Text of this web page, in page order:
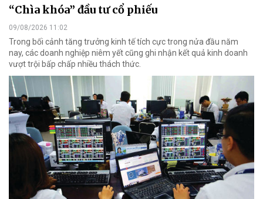
“Chìa khóa” đầu tư cổ phiếu
09/08/2026 11:02
Trong bối cảnh tăng trưởng kinh tế tích cực trong nửa đầu năm
nay, các doanh nghiệp niêm yết cũng ghi nhận kết quả kinh doanh
vượt trội bấp chấp nhiều thách thức.